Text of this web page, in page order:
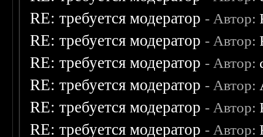
RE: требуется модератор - Автор:
RE: требуется модератор - Автор:
RE: требуется модератор - Автор:
RE: требуется модератор - Автор:
RE: требуется модератор - Автор:
RE: требуется модератор - Автор: